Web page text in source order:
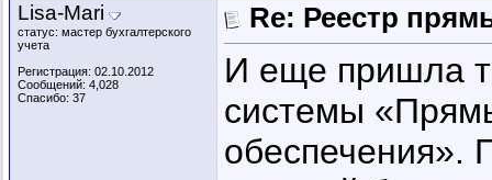
Lisa-Mari
статус: мастер бухгалтерского
учета
Регистрация: 02.10.2012
Сообщений: 4,028
Спасибо: 37
Re: Реестр
И еще пришла
системы
обеспечения».